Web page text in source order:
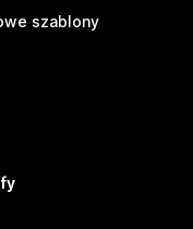
szablony